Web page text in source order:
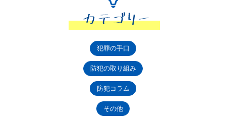
犯罪の手口
防犯の取り組み
防犯コラム
その他